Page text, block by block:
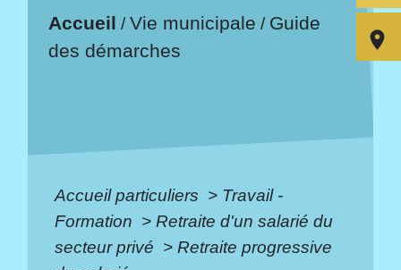
Accueil /Vie municipale / Guide
des démarches
Accueil particuliers > Travail -
Formation > Retraite d'un salarié du
secteur privé > Retraite progressive
room